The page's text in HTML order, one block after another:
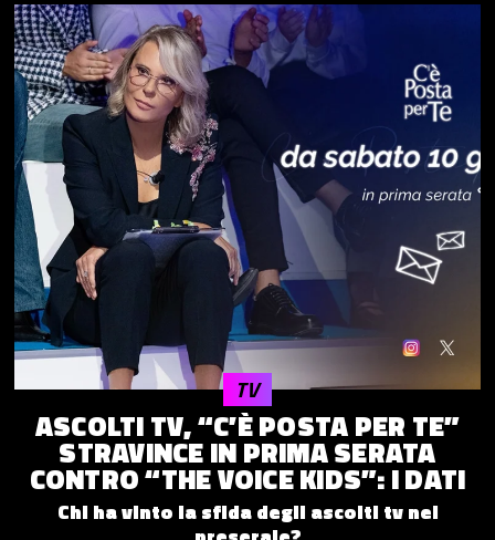
ASCOLTI TV, “C’È POSTA PER TE”
STRAVINCE IN PRIMA SERATA
CONTRO “THE VOICE KIDS”: I DATI
Chi ha vinto la sfida degli ascolti tv nel
TV